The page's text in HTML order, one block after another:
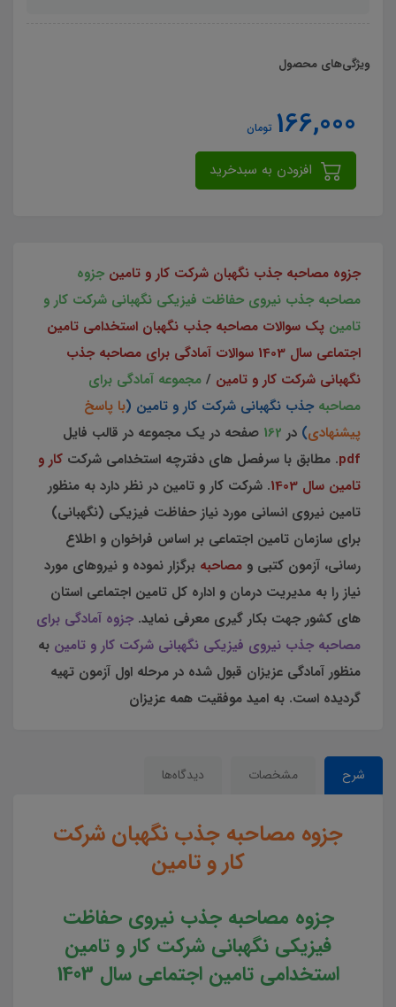
ویژگی‌های محصول
166,000 تومان
جزوه مصاحبه جذب نگهبان شرکت کار و تامین جزوه
مصاحبه جذب نیروی حفاظت فیزیکی نگهبانی شرکت کار و
تامین پک سوالات مصاحبه جذب نگهبان استخدامی تامین
اجتماعی سال 1403 سوالات آمادگی برای مصاحبه جذب
نگهبانی شرکت کار و تامین / مجموعه آمادگی برای
مصاحبه جذب نگهبانی شرکت کار و تامین (با پاسخ
پیشنهادی) در 162 صفحه در یک مجموعه در قالب فایل
pdf. مطابق با سرفصل های دفترچه استخدامی شرکت کار و
تامین سال 1403
. شرکت کار و تامین در نظر دارد به منظور
تامین نیروی انسانی مورد نیاز حفاظت فیزیکی (نگهبانی)
برای سازمان تامین اجتماعی بر اساس فراخوان و اطلاع
رسانی، آزمون کتبی و مصاحبه برگزار نموده و نیروهای مورد
نیاز را به مدیریت درمان و اداره کل تامین اجتماعی استان
های کشور جهت بکار گیری معرفی نماید. جزوه آمادگی برای
مصاحبه جذب نیروی فیزیکی نگهبانی شرکت کار و تامین به
منظور آمادگی عزیزان قبول شده در مرحله اول آزمون تهیه
گردیده است. به امید موفقیت همه عزیزان
شرح مشخصات دیدگاه‌ها
جزوه مصاحبه جذب نگهبان شرکت
کار و تامین
جزوه مصاحبه جذب نیروی حفاظت
فیزیکی نگهبانی شرکت کار و تامین
استخدامی تامین اجتماعی سال 1403